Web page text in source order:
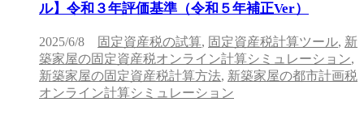
ル】令和３年評価基準（令和５年補正Ver）
2025/6/8 固定資産税の試算, 固定資産税計算ツール, 新
築家屋の固定資産税オンライン計算シミュレーション,
新築家屋の固定資産税計算方法, 新築家屋の都市計画税
オンライン計算シミュレーション